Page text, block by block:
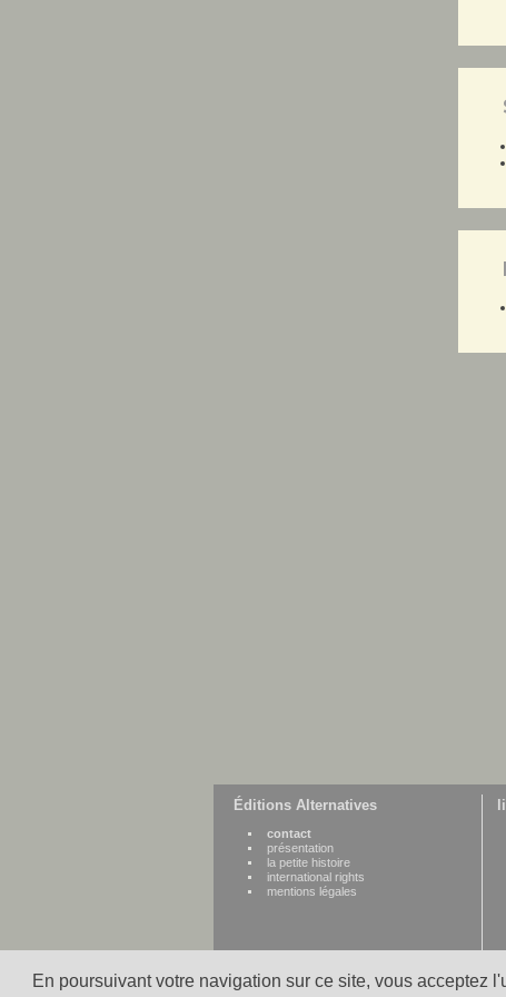
En poursuivant votre navigation sur ce site, vous acceptez
Éditions Alternatives
contact
présentation
la petite histoire
international rights
mentions légales